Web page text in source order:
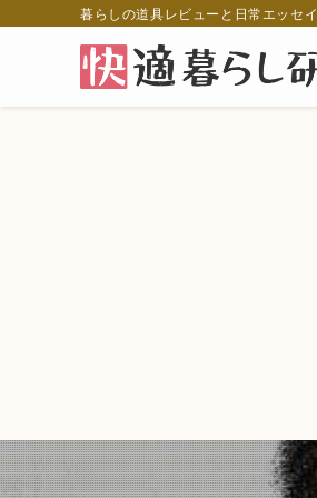
暮らしの道具レビューと日常エッセイ